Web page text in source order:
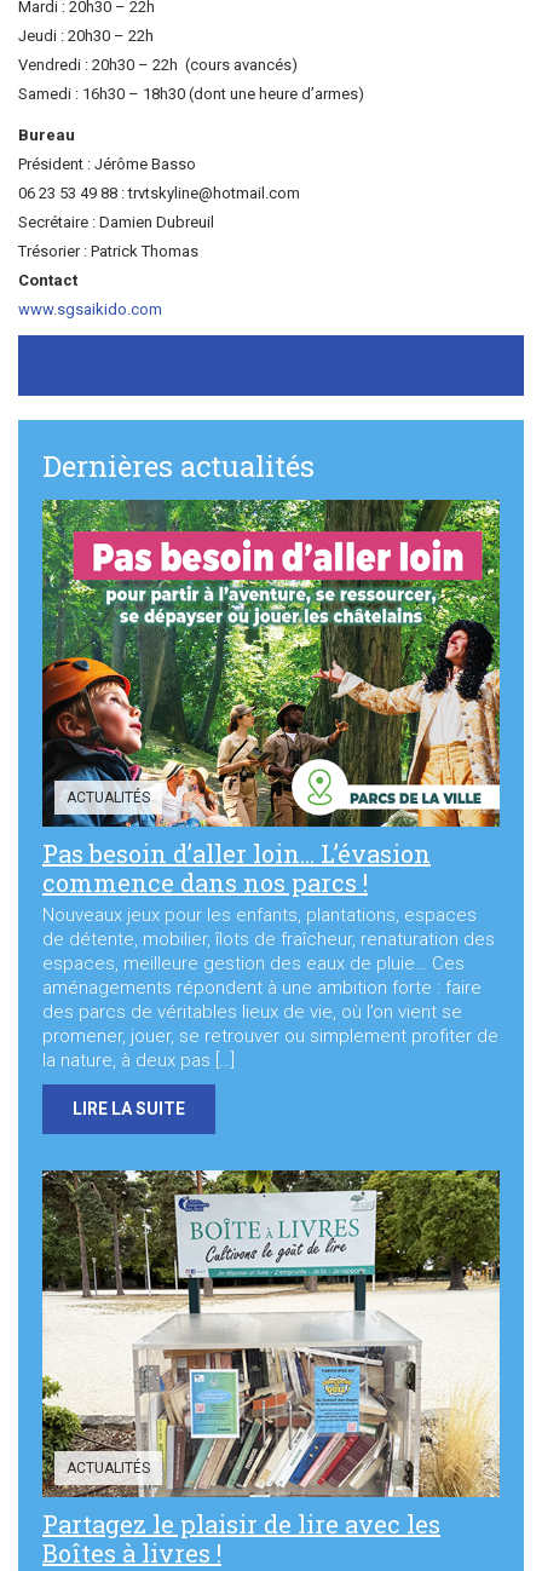
Mardi : 20h30 – 22h
Jeudi : 20h30 – 22h
Vendredi : 20h30 – 22h (cours avancés)
Samedi : 16h30 – 18h30 (dont une heure d’armes)
Bureau
Président : Jérôme Basso
06 23 53 49 88 :trvtskyline@hotmail.com
Secrétaire : Damien Dubreuil
Trésorier : Patrick Thomas
Contact
www.sgsaikido.com
Dernières actualités
ACTUALITÉS
Pas besoin d’aller loin… L’évasion
commence dans nos parcs !
Nouveaux jeux pour les enfants, plantations, espaces
de détente, mobilier, îlots de fraîcheur, renaturation des
espaces, meilleure gestion des eaux de pluie… Ces
aménagements répondent à une ambition forte : faire
des parcs de véritables lieux de vie, où l’on vient se
promener, jouer, se retrouver ou simplement profiter de
la nature, à deux pas […]
LIRE LA SUITE
ACTUALITÉS
Partagez le plaisir de lire avec les
Boîtes à livres !